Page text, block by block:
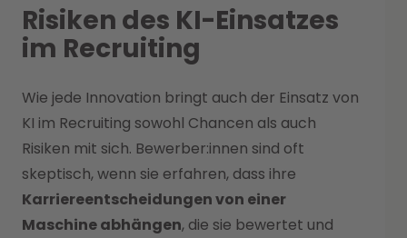
Risiken des KI-Einsatzes
im Recruiting
Wie jede Innovation bringt auch der Einsatz von
KI im Recruiting sowohl Chancen als auch
Risiken mit sich. Bewerber:innen sind oft
skeptisch, wenn sie erfahren, dass ihre
Karriereentscheidungen von einer
Maschine abhängen, die sie bewertet und